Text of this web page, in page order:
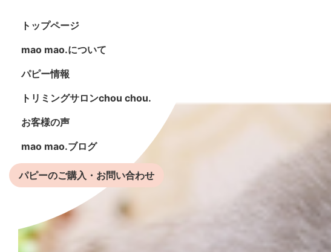
トップページ
mao mao.について
パピー情報
トリミングサロンchou chou.
お客様の声
mao mao.ブログ
パピーのご購入・お問い合わせ